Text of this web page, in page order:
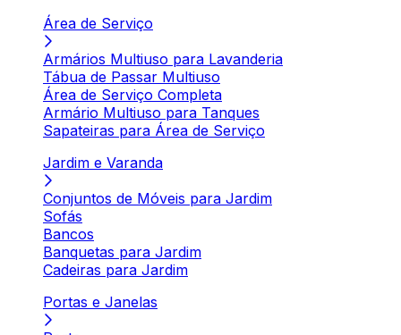
Área de Serviço
Armários Multiuso para Lavanderia
Tábua de Passar Multiuso
Área de Serviço Completa
Armário Multiuso para Tanques
Sapateiras para Área de Serviço
Jardim e Varanda
Conjuntos de Móveis para Jardim
Sofás
Bancos
Banquetas para Jardim
Cadeiras para Jardim
Portas e Janelas